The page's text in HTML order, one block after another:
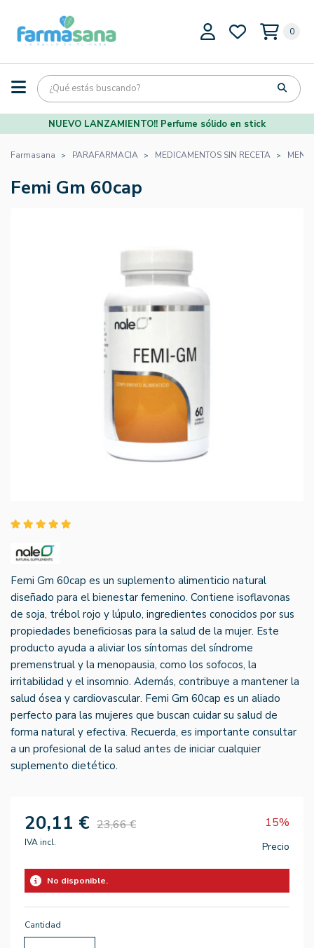
0
NUEVO LANZAMIENTO!! Perfume sólido en stick
Farmasana PARAFARMACIA MEDICAMENTOS SIN RECETA
Femi Gm 60cap
Femi Gm 60cap es un suplemento alimenticio natural
diseñado para el bienestar femenino. Contiene isoflavonas
de soja, trébol rojo y lúpulo, ingredientes conocidos por sus
propiedades beneficiosas para la salud de la mujer. Este
producto ayuda a aliviar los síntomas del síndrome
premenstrual y la menopausia, como los sofocos, la
irritabilidad y el insomnio. Además, contribuye a mantener la
salud ósea y cardiovascular. Femi Gm 60cap es un aliado
perfecto para las mujeres que buscan cuidar su salud de
forma natural y efectiva. Recuerda, es importante consultar
a un profesional de la salud antes de iniciar cualquier
suplemento dietético.
20,11 € 23,66 € 15%
IVA incl. Precio
No disponible.
Cantidad